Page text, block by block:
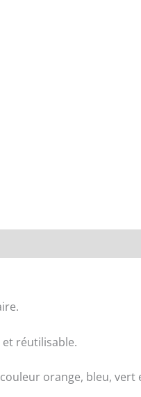
et réutilisable.
orange, bleu, vert